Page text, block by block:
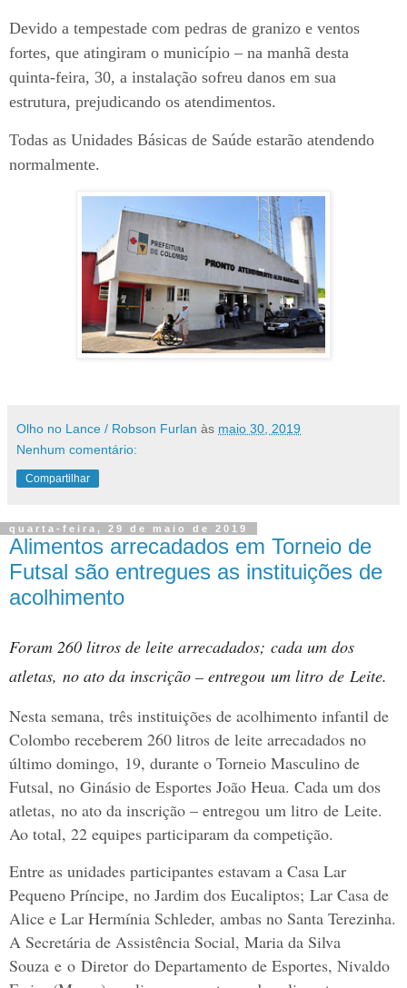
Devido a tempestade com pedras de granizo e ventos
fortes, que atingiram o município – na manhã desta
quinta-feira, 30, a instalação sofreu danos em sua
estrutura, prejudicando os atendimentos.
Todas as Unidades Básicas de Saúde estarão atendendo
normalmente.
Olho no Lance / Robson Furlan às maio 30, 2019
Nenhum comentário:
Compartilhar
quarta-feira, 29 de maio de 2019
Alimentos arrecadados em Torneio de
Futsal são entregues as instituições de
acolhimento
Foram 260 litros de leite arrecadados; cada um dos
atletas, no ato da inscrição – entregou um litro de Leite.
Nesta semana, três instituições de acolhimento infantil de
Colombo receberem 260 litros de leite arrecadados no
último domingo, 19, durante o Torneio Masculino de
Futsal, no Ginásio de Esportes João Heua. Cada um dos
atletas, no ato da inscrição – entregou um litro de Leite.
Ao total, 22 equipes participaram da competição.
Entre as unidades participantes estavam a Casa Lar
Pequeno Príncipe, no Jardim dos Eucaliptos; Lar Casa de
Alice e Lar Hermínia Schleder, ambas no Santa Terezinha.
A Secretária de Assistência Social, Maria da Silva
Souza e o Diretor do Departamento de Esportes, Nivaldo